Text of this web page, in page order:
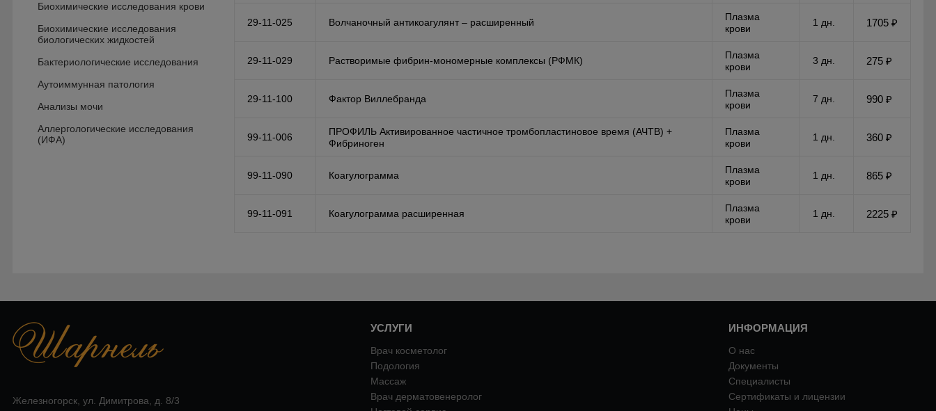
29-11-025 Волчаночный антикоагулянт – расширенный
Плазма
крови
1 дн. 1705 ₽
29-11-029 Растворимые фибрин-мономерные комплексы (РФМК)
Плазма
крови
3 дн. 275 ₽
29-11-100 Фактор Виллебранда
Плазма
крови
7 дн. 990 ₽
99-11-006
ПРОФИЛЬ Активированное частичное тромбопластиновое время (АЧТВ) +
Фибриноген
Плазма
крови
1 дн. 360 ₽
99-11-090 Коагулограмма
Плазма
крови
1 дн. 865 ₽
99-11-091 Коагулограмма расширенная
Плазма
крови
1 дн. 2225 ₽
Биохимические исследования крови
Биохимические исследования
биологических жидкостей
Бактериологические исследования
Аутоиммунная патология
Анализы мочи
Аллергологические исследования
(ИФА)
Железногорск, ул. Димитрова, д. 8/3
УСЛУГИ
Врач косметолог
Подология
Массаж
Врач дерматовенеролог
ИНФОРМАЦИЯ
О нас
Документы
Специалисты
Сертификаты и лицензии